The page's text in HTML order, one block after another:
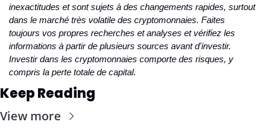
inexactitudes et sont sujets à des changements rapides, surtout
dans le marché très volatile des cryptomonnaies. Faites
toujours vos propres recherches et analyses et vérifiez les
informations à partir de plusieurs sources avant d'investir.
Investir dans les cryptomonnaies comporte des risques, y
compris la perte totale de capital.
Keep Reading
View more